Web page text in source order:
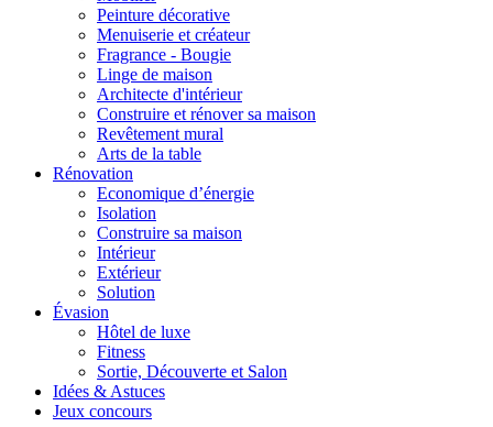
Peinture décorative
Menuiserie et créateur
Fragrance - Bougie
Linge de maison
Architecte d'intérieur
Construire et rénover sa maison
Revêtement mural
Arts de la table
Rénovation
Economique d’énergie
Isolation
Construire sa maison
Intérieur
Extérieur
Solution
Évasion
Hôtel de luxe
Fitness
Sortie, Découverte et Salon
Idées & Astuces
Jeux concours